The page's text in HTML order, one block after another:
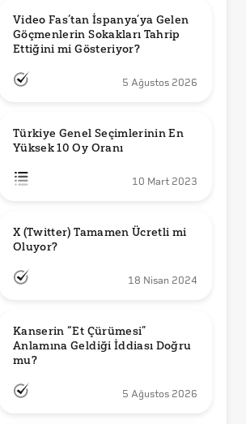
Video Fas’tan İspanya’ya Gelen
Göçmenlerin Sokakları Tahrip
Ettiğini mi Gösteriyor?
5 Ağustos 2026
Türkiye Genel Seçimlerinin En
Yüksek 10 Oy Oranı
10 Mart 2023
X (Twitter) Tamamen Ücretli mi
Oluyor?
18 Nisan 2024
Kanserin “Et Çürümesi”
Anlamına Geldiği İddiası Doğru
mu?
5 Ağustos 2026